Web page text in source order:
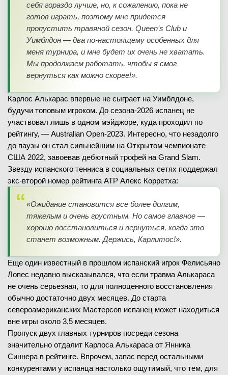
себя гораздо лучше, но, к сожалению, пока не
готов играть, поэтому мне придется
пропустить травяной сезон. Queen’s Club и
Уимблдон — два по-настоящему особенных для
меня турнира, и мне будет их очень не хватать.
Мы продолжаем работать, чтобы я смог
вернуться как можно скорее!».
Карлос Алькарас впервые не сыграет на Уимблдоне,
будучи топовым игроком. До сезона-2026 испанец не
участвовал лишь в одном мэйджоре, куда проходил по
рейтингу, — Australian Open-2023. Интересно, что незадолго
до паузы он стал сильнейшим на Открытом чемпионате
США 2022, завоевав дебютный трофей на Grand Slam.
Звезду испанского тенниса в социальных сетях поддержал
экс-второй номер рейтинга ATP Алекс Корретха:
«Ожидание становится все более долгим,
тяжелым и очень грустным. Но самое главное —
хорошо восстановиться и вернуться, когда это
станет возможным. Держись, Карлитос!».
Еще один известный в прошлом испанский игрок Фелисьяно
Лопес недавно высказывался, что если травма Алькараса
не очень серьезная, то для полноценного восстановления
обычно достаточно двух месяцев. До старта
североамериканских Мастерсов испанец может находиться
вне игры около 3,5 месяцев.
Пропуск двух главных турниров посреди сезона
значительно отдалит Карлоса Алькараса от Янника
Синнера в рейтинге. Впрочем, запас перед остальными
конкурентами у испанца настолько ощутимый, что тем, для